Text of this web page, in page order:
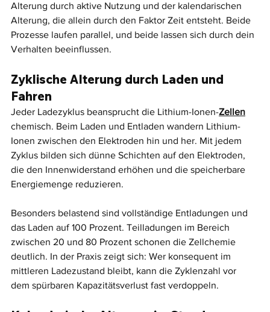
Alterung durch aktive Nutzung und der kalendarischen
Alterung, die allein durch den Faktor Zeit entsteht. Beide
Prozesse laufen parallel, und beide lassen sich durch dein
Verhalten beeinflussen.
Zyklische Alterung durch Laden und
Fahren
Jeder Ladezyklus beansprucht die Lithium-Ionen-Zellen
chemisch. Beim Laden und Entladen wandern Lithium-
Ionen zwischen den Elektroden hin und her. Mit jedem
Zyklus bilden sich dünne Schichten auf den Elektroden,
die den Innenwiderstand erhöhen und die speicherbare
Energiemenge reduzieren.
Besonders belastend sind vollständige Entladungen und
das Laden auf 100 Prozent. Teilladungen im Bereich
zwischen 20 und 80 Prozent schonen die Zellchemie
deutlich. In der Praxis zeigt sich: Wer konsequent im
mittleren Ladezustand bleibt, kann die Zyklenzahl vor
dem spürbaren Kapazitätsverlust fast verdoppeln.